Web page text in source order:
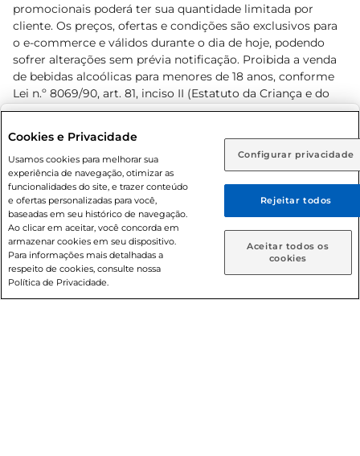
Rio de Janeiro (RJ) Goiás (GO)
Ou
Caso queira comprar online, informe como deseja receber
suas compras:
Entrega em casa Retire em Loja
promocionais poderá ter sua quantidade limitada por
cliente. Os preços, ofertas e condições são exclusivos para
o e-commerce e válidos durante o dia de hoje, podendo
sofrer alterações sem prévia notificação. Proibida a venda
de bebidas alcoólicas para menores de 18 anos, conforme
Lei n.º 8069/90, art. 81, inciso II (Estatuto da Criança e do
Adolescente). Preços e condições exclusivos para o
prévio. O valor mínimo para as compras on-line é de R$
80,00.
© 2026 Copyright. Todos os direitos
reservados Prezunic.
Cookies e Privacidade
Usamos cookies para melhorar sua
experiência de navegação, otimizar as
funcionalidades do site, e trazer conteúdo
e ofertas personalizadas para você,
baseadas em seu histórico de navegação.
Ao clicar em aceitar, você concorda em
armazenar cookies em seu dispositivo.
Para informações mais detalhadas a
respeito de cookies, consulte nossa
Política de Privacidade.
Configurar privacidade
Rejeitar todos
Aceitar todos os
cookies